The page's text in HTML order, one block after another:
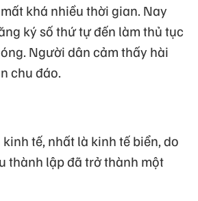
khá nhiều thời gian. Nay
ký số thứ tự đến làm thủ tục
Người dân cảm thấy hài
chu đáo.
tế, nhất là kinh tế biển, do
thành lập đã trở thành một